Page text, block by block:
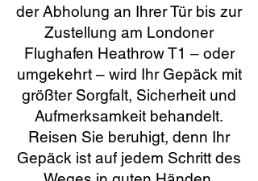
der Abholung an Ihrer Tür bis zur
Zustellung am Londoner
Flughafen Heathrow T1 – oder
umgekehrt – wird Ihr Gepäck mit
größter Sorgfalt, Sicherheit und
Aufmerksamkeit behandelt.
Reisen Sie beruhigt, denn Ihr
Gepäck ist auf jedem Schritt des